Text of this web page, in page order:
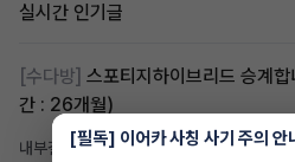
실시간 인기글
[수다방] 스포티지하이브리드 승계합
간 : 26개월)
내부결재1일 전 조회 834댓글 1
[필독] 이어카 사칭 사기 주의 안